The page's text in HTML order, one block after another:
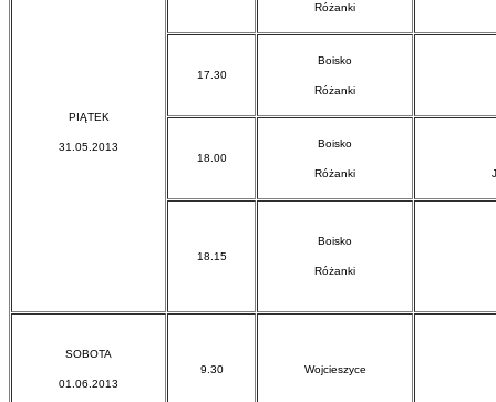
PIĄTEK
31.05.2013
Różanki
17.30
Boisko
Różanki
18.00
Boisko
Różanki
18.15
Boisko
Różanki
SOBOTA
01.06.2013
9.30 Wojcieszyce